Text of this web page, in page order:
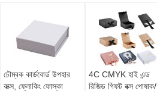
চৌম্বক কার্ডবোর্ড উপহার
বাক্স, ফ্লোকিং ফোস্কা
4C CMYK হাই এন্ড
রিজিড গিফট বক্স পোষাক/